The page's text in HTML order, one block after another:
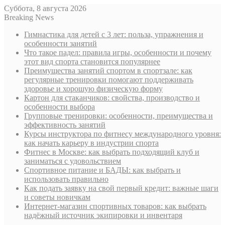
Суббота, 8 августа 2026
Breaking News
Гимнастика для детей с 3 лет: польза, упражнения и
особенности занятий
Что такое падел: правила игры, особенности и почему
этот вид спорта становится популярнее
Преимущества занятий спортом в спортзале: как
регулярные тренировки помогают поддерживать
здоровье и хорошую физическую форму
Картон для стаканчиков: свойства, производство и
особенности выбора
Групповые тренировки: особенности, преимущества и
эффективность занятий
Курсы инструктора по фитнесу международного уровня:
как начать карьеру в индустрии спорта
Фитнес в Москве: как выбрать подходящий клуб и
заниматься с удовольствием
Спортивное питание и БАДЫ: как выбрать и
использовать правильно
Как подать заявку на свой первый кредит: важные шаги
и советы новичкам
Интернет-магазин спортивных товаров: как выбрать
надёжный источник экипировки и инвентаря